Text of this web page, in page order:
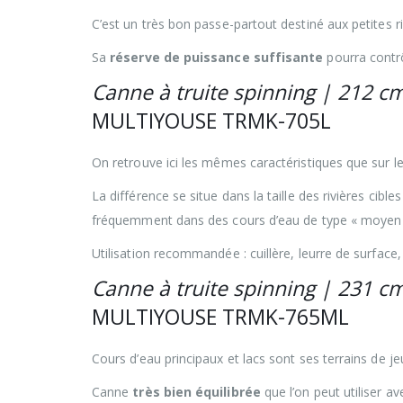
C’est un très bon passe-partout destiné aux petites
Sa réserve de puissance suffisante pourra
Canne à truite spinning | 212
MULTIYOUSE TRMK-705L
On retrouve ici les mêmes caractéristiques que sur
La différence se situe dans la taille des rivières
fréquemment dans des cours d’eau de type « moyen
Utilisation recommandée : cuillère, leurre de
Canne à truite spinning | 231
MULTIYOUSE TRMK-765ML
Cours d’eau principaux et lacs sont ses terrains de
Canne très bien équilibrée que l’on peut utiliser